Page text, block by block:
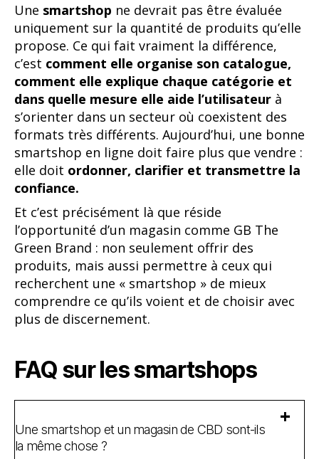
Une smartshop ne devrait pas être évaluée
uniquement sur la quantité de produits qu’elle
propose. Ce qui fait vraiment la différence,
c’est comment elle organise son catalogue,
comment elle explique chaque catégorie et
dans quelle mesure elle aide l’utilisateur à
s’orienter dans un secteur où coexistent des
formats très différents. Aujourd’hui, une bonne
smartshop en ligne doit faire plus que vendre :
elle doit ordonner, clarifier et transmettre la
confiance.
Et c’est précisément là que réside
l’opportunité d’un magasin comme GB The
Green Brand : non seulement offrir des
produits, mais aussi permettre à ceux qui
recherchent une « smartshop » de mieux
comprendre ce qu’ils voient et de choisir avec
plus de discernement.
FAQ sur les smartshops
Une smartshop et un magasin de CBD sont-ils
la même chose ?